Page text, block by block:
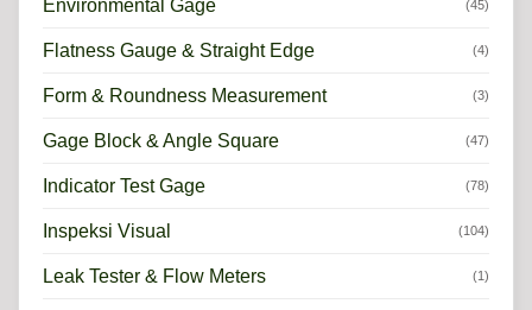
Environmental Gage (45)
Flatness Gauge & Straight Edge (4)
Form & Roundness Measurement (3)
Gage Block & Angle Square (47)
Indicator Test Gage (78)
Inspeksi Visual (104)
Leak Tester & Flow Meters (1)